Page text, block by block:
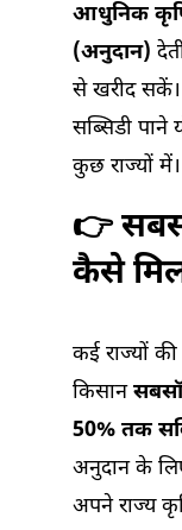
आधुनिक कृषि
(अनुदान)
से खरीद
सब्सिडी
कुछ राज्यों में।
👉
कैसे
कई राज्यों
किसान
50% तक
अनुदान के
अपने राज्य